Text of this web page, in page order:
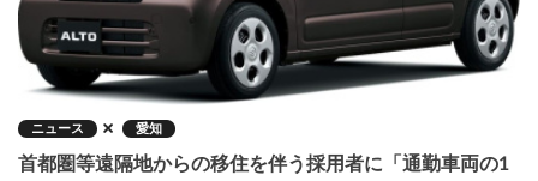
ニュース 愛知
首都圏等遠隔地からの移住を伴う採用者に「通勤車両の1